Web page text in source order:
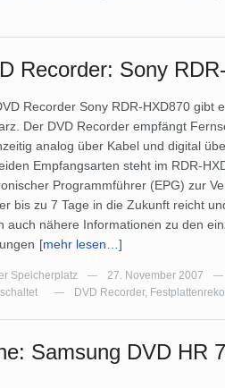
Recorder: Sony
Recorder Sony RDR-HXD870 gibt
Der DVD Recorder empfängt
analog über Kabel und digital
Empfangsarten steht im RDR-
Programmführer (EPG) zur
bis zu 7 Tage in die Zukunft reicht
auch nähere Informationen zu den
[mehr lesen…]
Speicherplatz — 27. November 2007 —
— DVD Recorder,
Samsung DVD HR